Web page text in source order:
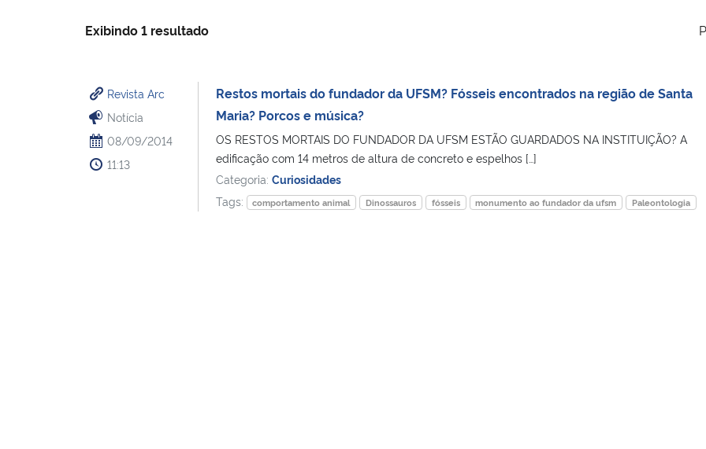
Exibindo 1 resultado
Revista Arc
Notícia
08/09/2014
11:13
Restos mortais do fundador da UFSM? Fósseis encontrados na região de Santa
Maria? Porcos e música?
OS RESTOS MORTAIS DO FUNDADOR DA UFSM ESTÃO GUARDADOS NA INSTITUIÇÃO? A
edificação com 14 metros de altura de concreto e espelhos […]
Categoria: Curiosidades
Tags:
comportamento animal Dinossauros fósseis monumento ao fundador da ufsm Paleontologia